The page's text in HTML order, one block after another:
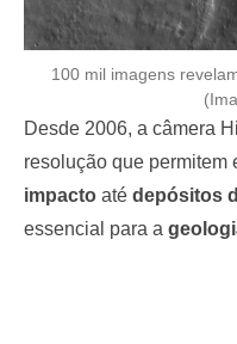
100 mil imagens
Desde 2006, a câmera
resolução que permitem
impacto até depósitos
essencial para a